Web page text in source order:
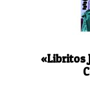
«Libritos